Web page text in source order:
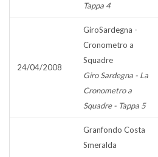
Tappa 4
24/04/2008
GiroSardegna -
Cronometro a
Squadre
Giro Sardegna - La
Cronometro a
Squadre - Tappa 5
Granfondo Costa
Smeralda